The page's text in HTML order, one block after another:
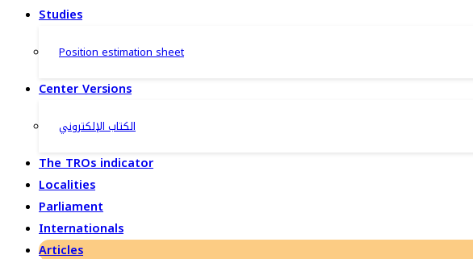
Studies
Position estimation sheet
Center Versions
الكتاب الإلكتروني
The TROs indicator
Localities
Parliament
Internationals
Articles